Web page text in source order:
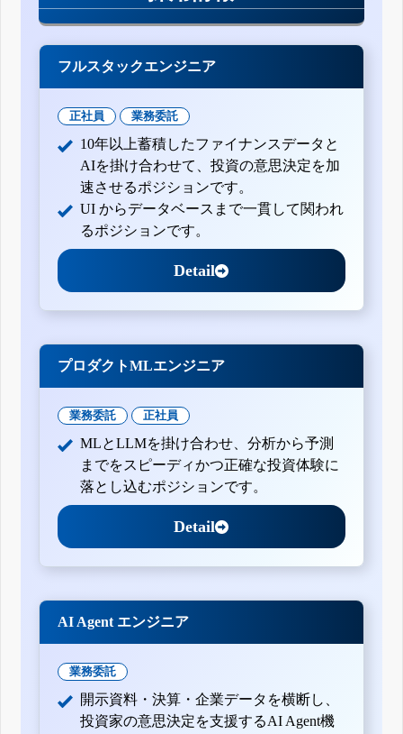
フルスタックエンジニア
正社員 業務委託
10年以上蓄積したファイナンスデータと
AIを掛け合わせて、投資の意思決定を加
速させるポジションです。
UI からデータベースまで一貫して関われ
るポジションです。
Detail
プロダクトMLエンジニア
業務委託 正社員
MLとLLMを掛け合わせ、分析から予測
までをスピーディかつ正確な投資体験に
落とし込むポジションです。
Detail
AI Agent エンジニア
業務委託
開示資料・決算・企業データを横断し、
投資家の意思決定を支援するAI Agent機